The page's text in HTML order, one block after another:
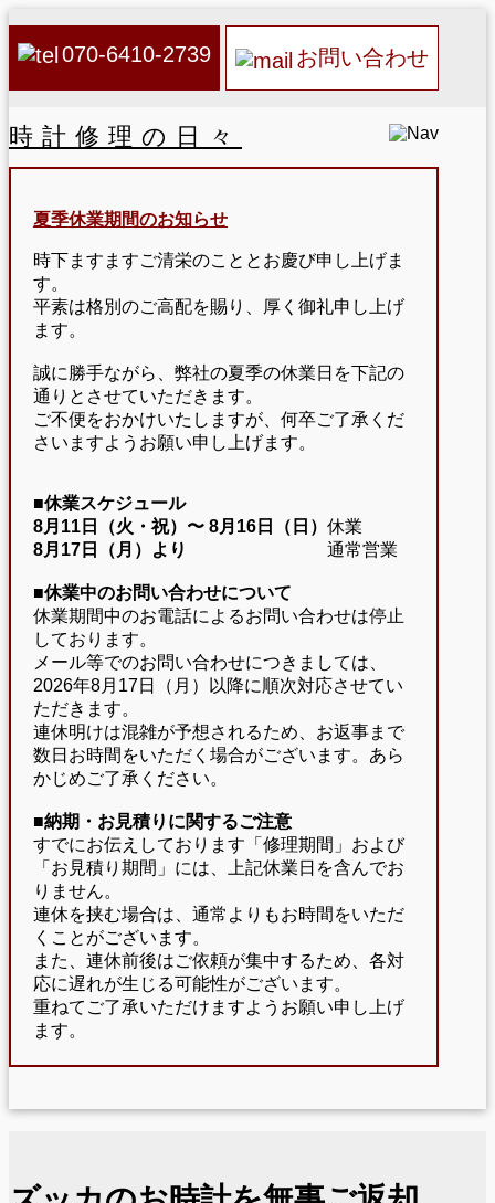
070-6410-2739 お問い合わせ
時計修理の日々
夏季休業期間のお知らせ
時下ますますご清栄のこととお慶び申し上げま
す。
平素は格別のご高配を賜り、厚く御礼申し上げ
ます。
誠に勝手ながら、弊社の夏季の休業日を下記の
通りとさせていただきます。
ご不便をおかけいたしますが、何卒ご了承くだ
さいますようお願い申し上げます。
■休業スケジュール
8月11日（火・祝）〜 8月16日（日） 休業
8月17日（月）より
通常営業
■休業中のお問い合わせについて
休業期間中のお電話によるお問い合わせは停止
しております。
メール等でのお問い合わせにつきましては、
2026年8月17日（月）以降に順次対応させてい
ただきます。
連休明けは混雑が予想されるため、お返事まで
数日お時間をいただく場合がございます。あら
かじめご了承ください。
■納期・お見積りに関するご注意
すでにお伝えしております「修理期間」および
「お見積り期間」には、上記休業日を含んでお
りません。
連休を挟む場合は、通常よりもお時間をいただ
くことがございます。
また、連休前後はご依頼が集中するため、各対
応に遅れが生じる可能性がございます。
重ねてご了承いただけますようお願い申し上げ
ます。